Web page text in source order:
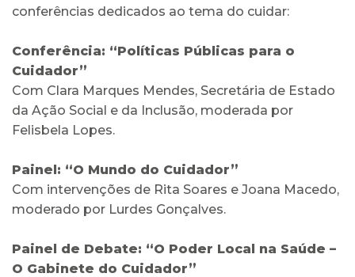
conferências dedicados ao tema do cuidar:
Conferência: “Políticas Públicas para o
Cuidador”
Com Clara Marques Mendes, Secretária de Estado
da Ação Social e da Inclusão, moderada por
Felisbela Lopes.
Painel: “O Mundo do Cuidador”
Com intervenções de Rita Soares e Joana Macedo,
moderado por Lurdes Gonçalves.
Painel de Debate: “O Poder Local na Saúde –
O Gabinete do Cuidador”